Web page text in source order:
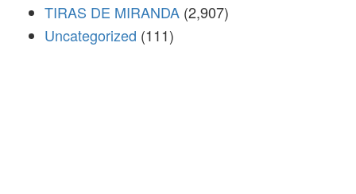
TIRAS DE MIRANDA (2,907)
Uncategorized (111)